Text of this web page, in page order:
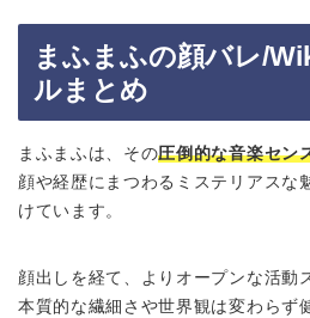
まふまふの顔バレ/
ルまとめ
まふまふは、その圧倒的な音楽セン
顔や経歴にまつわるミステリアスな
けています。
顔出しを経て、よりオープンな活動
本質的な繊細さや世界観は変わらず